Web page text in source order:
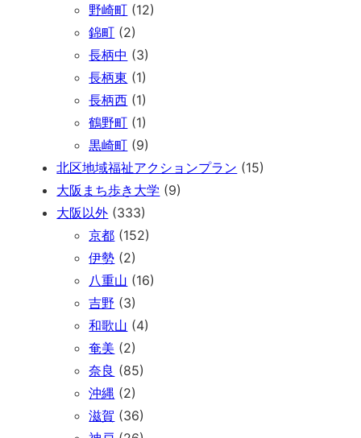
野崎町 (12)
錦町 (2)
長柄中 (3)
長柄東 (1)
長柄西 (1)
鶴野町 (1)
黒崎町 (9)
北区地域福祉アクションプラン (15)
大阪まち歩き大学 (9)
大阪以外 (333)
京都 (152)
伊勢 (2)
八重山 (16)
吉野 (3)
和歌山 (4)
奄美 (2)
奈良 (85)
沖縄 (2)
滋賀 (36)